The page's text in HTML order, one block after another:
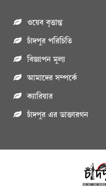
ওয়েব বৃত্তান্ত
চাঁদপুর পরিচিতি
বিজ্ঞাপন মুল্য
আমাদের সম্পর্কে
ক্যারিয়ার
চাঁদপুর এর ডাক্তারগন